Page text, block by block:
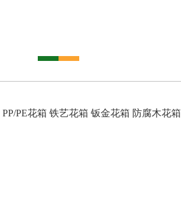
PP/PE花箱 铁艺花箱 钣金花箱 防腐木花箱